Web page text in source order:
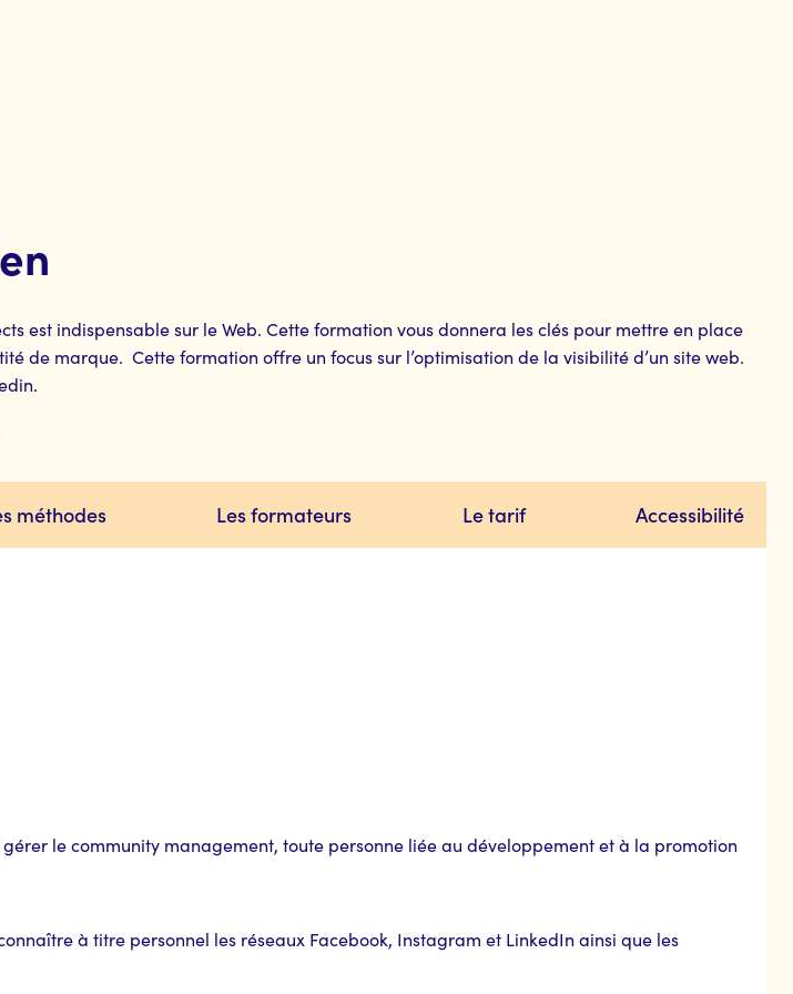
est indispensable sur le Web. Cette formation vous donnera les clés pour mettre en place
de marque. Cette formation offre un focus sur l’optimisation de la visibilité d’un site web.
méthodes Les formateurs Le tarif Accessibilité
le community management, toute personne liée au développement et à la promotion
à titre personnel les réseaux Facebook, Instagram et LinkedIn ainsi que les